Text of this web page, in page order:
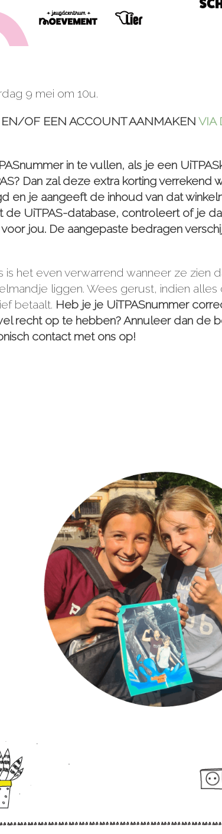
9 mei om 10u.
OF EEN ACCOUNT AANMAKEN VIA
in te vullen, als je een
Dan zal deze extra korting verrekend
en je aangeeft de inhoud van dat
de UiTPAS-database, controleert of je
jou. De aangepaste bedragen
is het even verwarrend wanneer ze zien
liggen. Wees gerust, indien
betaalt. Heb je je UiTPASnummer
recht op te hebben? Annuleer dan de
contact met ons op!